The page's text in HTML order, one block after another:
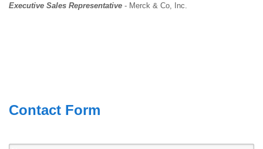
Executive Sales Representative - Merck & Co, Inc.
Contact Form